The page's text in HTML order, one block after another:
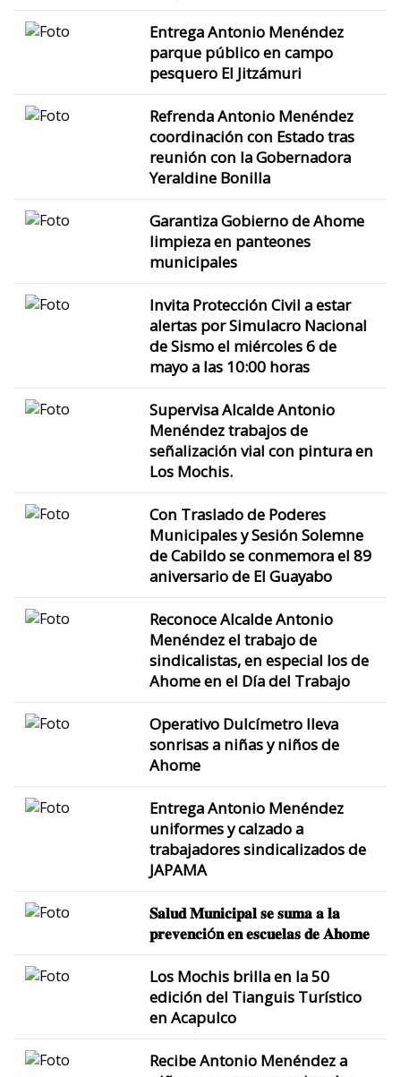
Entrega Antonio Menéndez
parque público en campo
pesquero El Jitzámuri
Refrenda Antonio Menéndez
coordinación con Estado tras
reunión con la Gobernadora
Yeraldine Bonilla
Garantiza Gobierno de Ahome
limpieza en panteones
municipales
Invita Protección Civil a estar
alertas por Simulacro Nacional
de Sismo el miércoles 6 de
mayo a las 10:00 horas
Supervisa Alcalde Antonio
Menéndez trabajos de
señalización vial con pintura en
Los Mochis.
Con Traslado de Poderes
Municipales y Sesión Solemne
de Cabildo se conmemora el 89
aniversario de El Guayabo
Reconoce Alcalde Antonio
Menéndez el trabajo de
sindicalistas, en especial los de
Ahome en el Día del Trabajo
Operativo Dulcímetro lleva
sonrisas a niñas y niños de
Ahome
Entrega Antonio Menéndez
uniformes y calzado a
trabajadores sindicalizados de
JAPAMA
𝐒𝐚𝐥𝐮𝐝 𝐌𝐮𝐧𝐢𝐜𝐢𝐩𝐚𝐥 𝐬𝐞 𝐬𝐮𝐦𝐚 𝐚 𝐥𝐚
𝐩𝐫𝐞𝐯𝐞𝐧𝐜𝐢ó𝐧 𝐞𝐧 𝐞𝐬𝐜𝐮𝐞𝐥𝐚𝐬 𝐝𝐞 𝐀𝐡𝐨𝐦𝐞
Los Mochis brilla en la 50
edición del Tianguis Turístico
en Acapulco
Recibe Antonio Menéndez a